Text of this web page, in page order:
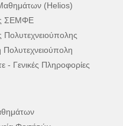
(Helios)
ΣΕΜΦΕ
- Γενικές Πληροφορίες